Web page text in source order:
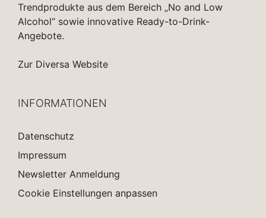
Trendprodukte aus dem Bereich „No and Low
Alcohol“ sowie innovative Ready-to-Drink-
Angebote.
Zur Diversa Website
INFORMATIONEN
Datenschutz
Impressum
Newsletter Anmeldung
Cookie Einstellungen anpassen